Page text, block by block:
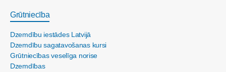
Grūtniecība
Dzemdību iestādes Latvijā
Dzemdību sagatavošanas kursi
Grūtniecības veselīga norise
Dzemdības